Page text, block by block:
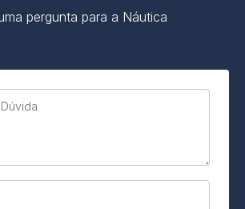
pergunta para a Náutica